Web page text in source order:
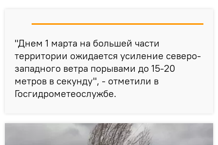
"Днем 1 марта на большей части
территории ожидается усиление северо-
западного ветра порывами до 15-20
метров в секунду", - отметили в
Госгидрометеослужбе.